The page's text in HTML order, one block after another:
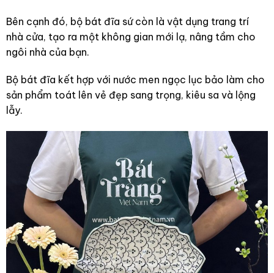
Bên cạnh đó, bộ bát đĩa sứ còn là vật dụng trang trí
nhà cửa, tạo ra một không gian mới lạ, nâng tầm cho
ngôi nhà của bạn.
Bộ bát đĩa kết hợp với nước men ngọc lục bảo làm cho
sản phẩm toát lên vẻ đẹp sang trọng, kiêu sa và lộng
lẫy.